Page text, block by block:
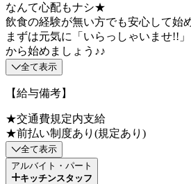
なんて心配もナシ★
飲食の経験が無い方でも安心して始
まずは元気に「いらっしゃいませ!!」
から始めましょう♪♪
全て表示
【給与備考】
★交通費規定内支給
★前払い制度あり(規定あり)
全て表示
アルバイト・パート
キッチンスタッフ